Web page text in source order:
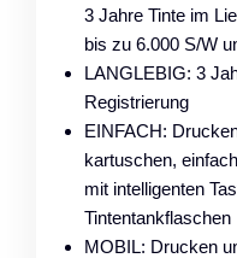
3 Jahre Tinte im
bis zu 6.000 S/W
LANGLEBIG: 3
Registrierung
EINFACH:
kartuschen,
mit intelligenten
Tintentankflaschen
MOBIL: Drucken